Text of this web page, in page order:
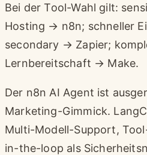
Bei der Tool-Wahl gilt:
Hosting → n8n; schneller
secondary → Zapier;
Lernbereitschaft → Make.
Der n8n AI Agent ist
Marketing-Gimmick.
Multi-Modell-Support,
in-the-loop als